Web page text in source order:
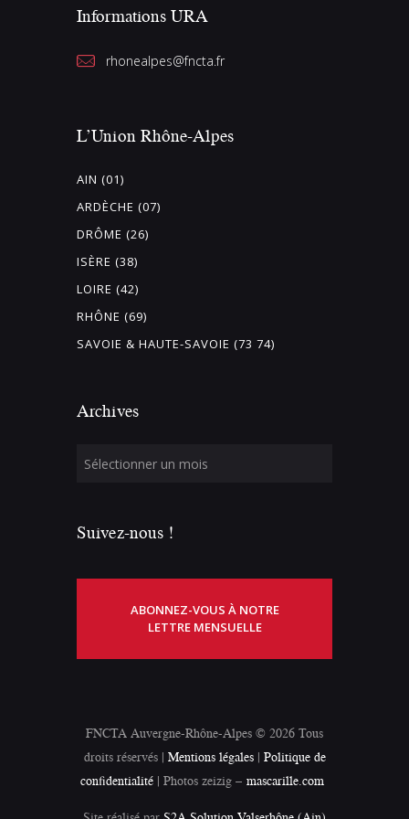
Informations URA
rhonealpes@fncta.fr
L’Union Rhône-Alpes
AIN (01)
ARDÈCHE (07)
DRÔME (26)
ISÈRE (38)
LOIRE (42)
RHÔNE (69)
SAVOIE & HAUTE-SAVOIE (73 74)
Archives
Suivez-nous !
ABONNEZ-VOUS À NOTRE
LETTRE MENSUELLE
FNCTA Auvergne-Rhône-Alpes © 2026 Tous
droits réservés | Mentions légales| Politique de
confidentialité | Photos zeizig – mascarille.com